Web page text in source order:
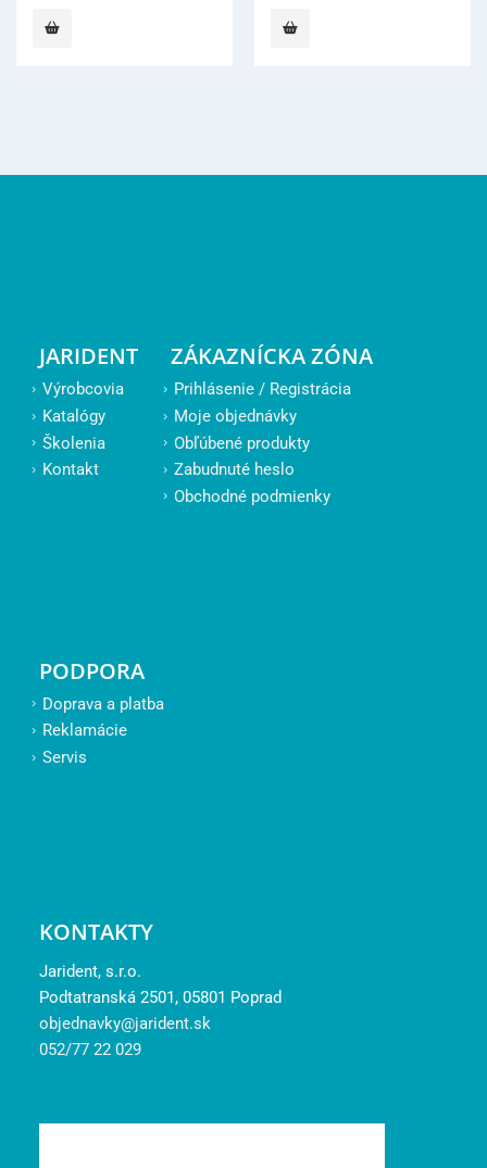
JARIDENT
Výrobcovia
Katalógy
Školenia
Kontakt
ZÁKAZNÍCKA ZÓNA
Prihlásenie / Registrácia
Moje objednávky
Obľúbené produkty
Zabudnuté heslo
Obchodné podmienky
PODPORA
Doprava a platba
Reklamácie
Servis
KONTAKTY
Jarident, s.r.o.
Podtatranská 2501, 05801 Poprad
objednavky@jarident.sk
052/77 22 029